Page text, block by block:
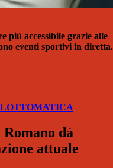
più accessibile grazie alle
eventi sportivi in diretta.
LOTTOMATICA
dà
attuale